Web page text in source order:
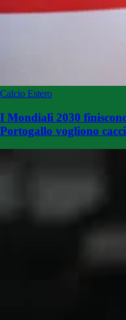
Calcio Estero
I Mondiali 2030
Portogallo vogliono